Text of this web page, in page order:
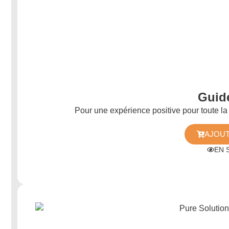
Pour une expérience positive pour toute
EN